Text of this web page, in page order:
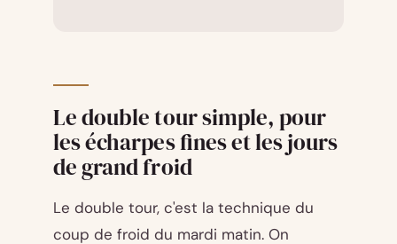
Le double tour simple, pour
les écharpes fines et les jours
de grand froid
Le double tour, c'est la technique du
coup de froid du mardi matin. On